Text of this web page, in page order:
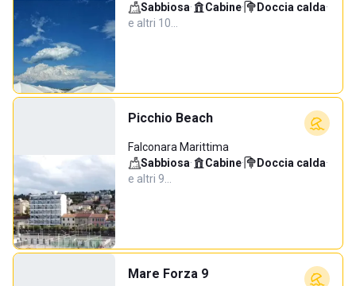
Sabbiosa· Cabine· Doccia calda·
e altri 10…
Picchio Beach
Falconara Marittima
Sabbiosa· Cabine· Doccia calda·
e altri 9…
Mare Forza 9